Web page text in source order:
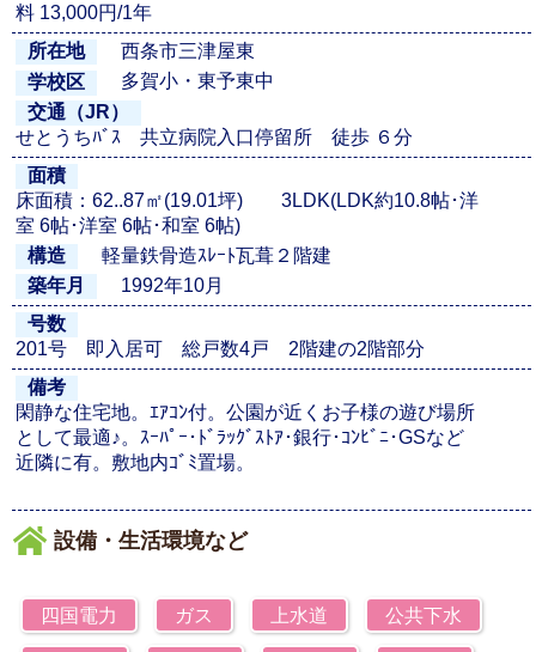
料 13,000円/1年
所在地
西条市三津屋東
学校区
多賀小・東予東中
交通（JR）
せとうちﾊﾞｽ 共立病院入口停留所 徒歩 ６分
面積
床面積：62..87㎡(19.01坪) 3LDK(LDK約10.8帖･洋
室 6帖･洋室 6帖･和室 6帖)
構造
軽量鉄骨造ｽﾚｰﾄ瓦葺２階建
築年月
1992年10月
号数
201号 即入居可 総戸数4戸 2階建の2階部分
備考
閑静な住宅地。ｴｱｺﾝ付。公園が近くお子様の遊び場所
として最適♪。ｽｰﾊﾟｰ･ﾄﾞﾗｯｸﾞｽﾄｱ･銀行･ｺﾝﾋﾞﾆ･GSなど
近隣に有。敷地内ｺﾞﾐ置場。
設備・生活環境など
四国電力 ガス 上水道 公共下水